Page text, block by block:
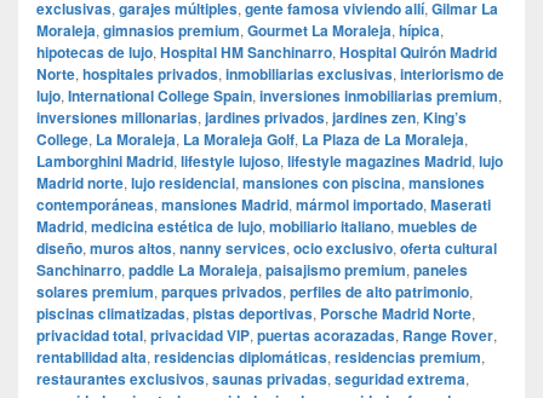
exclusivas, garajes múltiples, gente famosa viviendo allí, Gilmar La
Moraleja, gimnasios premium, Gourmet La Moraleja, hípica,
hipotecas de lujo, Hospital HM Sanchinarro, Hospital Quirón Madrid
Norte, hospitales privados, inmobiliarias exclusivas, interiorismo de
lujo, International College Spain, inversiones inmobiliarias premium,
inversiones millonarias, jardines privados, jardines zen, King’s
College, La Moraleja, La Moraleja Golf, La Plaza de La Moraleja,
Lamborghini Madrid, lifestyle lujoso, lifestyle magazines Madrid, lujo
Madrid norte, lujo residencial, mansiones con piscina, mansiones
contemporáneas, mansiones Madrid, mármol importado, Maserati
Madrid, medicina estética de lujo, mobiliario italiano, muebles de
diseño, muros altos, nanny services, ocio exclusivo, oferta cultural
Sanchinarro, paddle La Moraleja, paisajismo premium, paneles
solares premium, parques privados, perfiles de alto patrimonio,
piscinas climatizadas, pistas deportivas, Porsche Madrid Norte,
privacidad total, privacidad VIP, puertas acorazadas, Range Rover,
rentabilidad alta, residencias diplomáticas, residencias premium,
restaurantes exclusivos, saunas privadas, seguridad extrema,